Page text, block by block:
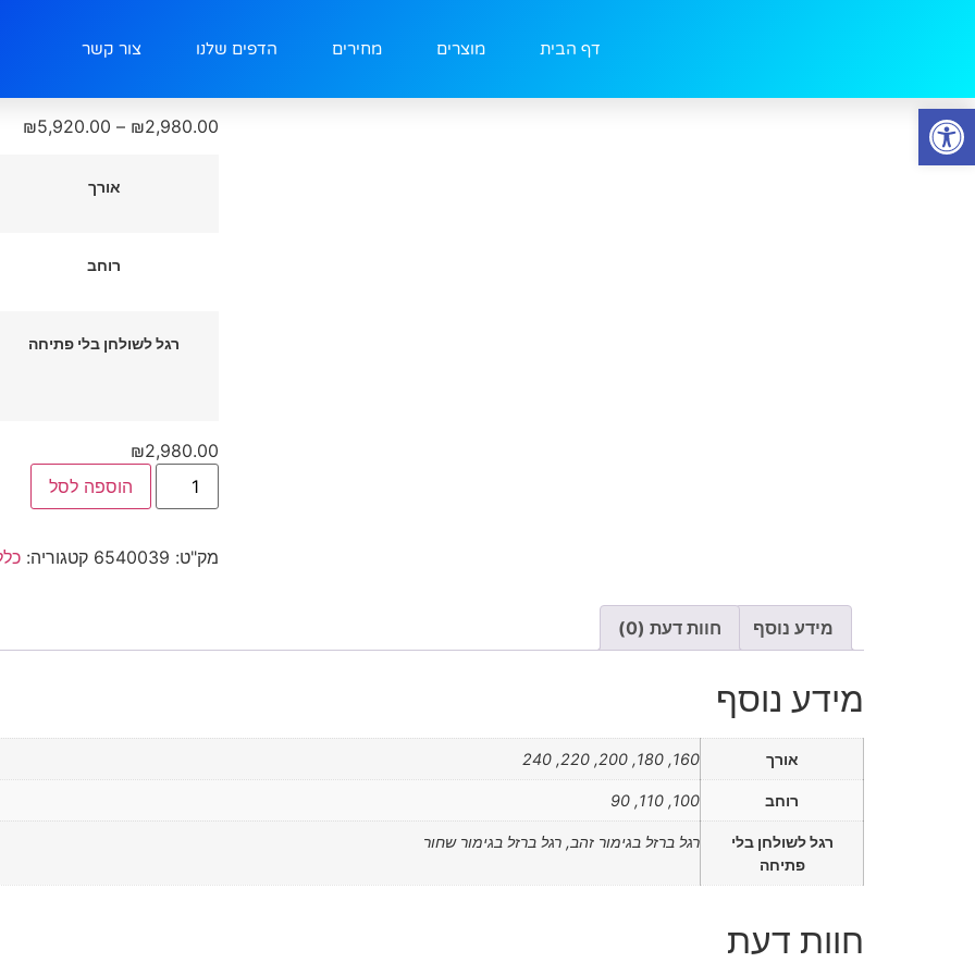
פתח סרגל נגישות
דף הבית מוצרים מחירים הדפים שלנו צור קשר
DT105
₪2,980.00
–
₪5,920.00
אורך
רוחב
רגל לשולחן בלי פתיחה
₪2,980.00
הוספה לסל
מק"ט: 6540039 קטגוריה:
מידע נוסף חוות דעת (0)
מידע נוסף
אורך 160, 180, 200, 220, 240
רוחב 100, 110, 90
רגל לשולחן בלי
פתיחה
רגל ברזל בגימור זהב, רגל ברזל בגימור שחור
חוות דעת